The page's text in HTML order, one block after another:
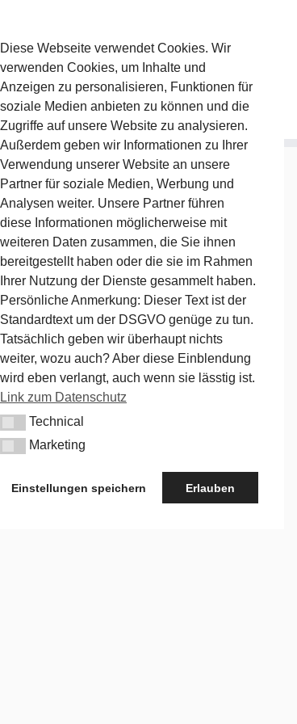
um Pommelsbrunn
Diese Webseite verwendet Cookies. Wir
verwenden Cookies, um Inhalte und
Anzeigen zu personalisieren, Funktionen für
soziale Medien anbieten zu können und die
Zugriffe auf unsere Website zu analysieren.
Außerdem geben wir Informationen zu Ihrer
Verwendung unserer Website an unsere
Partner für soziale Medien, Werbung und
Analysen weiter. Unsere Partner führen
diese Informationen möglicherweise mit
weiteren Daten zusammen, die Sie ihnen
bereitgestellt haben oder die sie im Rahmen
Ihrer Nutzung der Dienste gesammelt haben.
Persönliche Anmerkung: Dieser Text ist der
Standardtext um der DSGVO genüge zu tun.
Tatsächlich geben wir überhaupt nichts
weiter, wozu auch? Aber diese Einblendung
wird eben verlangt, auch wenn sie lässtig ist.
Link zum Datenschutz
TechnicalTechnical
MarketingMarketing
Einstellungen speichern Erlauben